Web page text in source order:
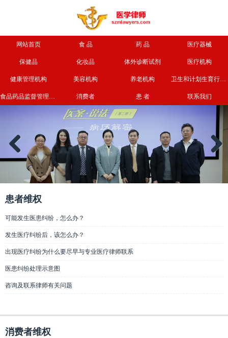
网站首页 食 品 药 品 医疗器械
保健品 化妆品 体外诊断试剂 医疗机构
健康管理机构 美容机构 养老机构 卫生和计划生育行政部门
食品药品监督管理部门 消费者 患 者 联系我们
Previous Next
患者维权
可能发生医患纠纷，怎么办？
发生医疗纠纷后，该怎么办？
出现医疗纠纷为什么要尽早与专业医疗律师联系
医患纠纷处理示意图
咨询及联系律师有关问题
消费者维权